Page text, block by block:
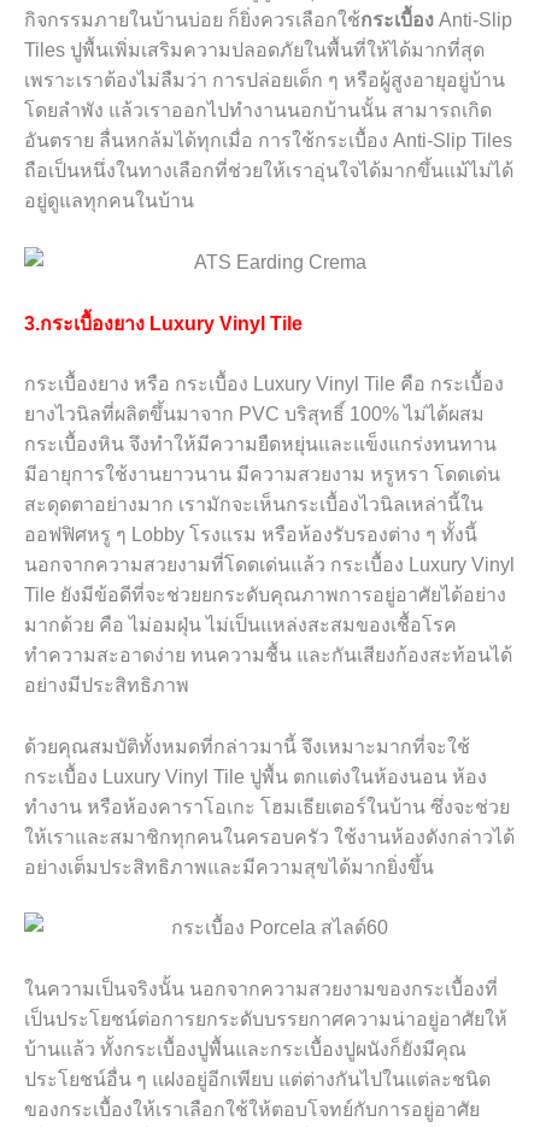
กิจกรรมภายในบ้านบ่อย ก็ยิ่งควรเลือกใช้กระเบื้อง Anti-Slip
Tiles ปูพื้นเพิ่มเสริมความปลอดภัยในพื้นที่ให้ได้มากที่สุด
เพราะเราต้องไม่ลืมว่า การปล่อยเด็ก ๆ หรือผู้สูงอายุอยู่บ้าน
โดยลำพัง แล้วเราออกไปทำงานนอกบ้านนั้น สามารถเกิด
อันตราย ลื่นหกล้มได้ทุกเมื่อ การใช้กระเบื้อง Anti-Slip Tiles
ถือเป็นหนึ่งในทางเลือกที่ช่วยให้เราอุ่นใจได้มากขึ้นแม้ไม่ได้
อยู่ดูแลทุกคนในบ้าน
3.กระเบื้องยาง Luxury Vinyl Tile
กระเบื้องยาง หรือ กระเบื้อง Luxury Vinyl Tile คือ กระเบื้อง
ยางไวนิลที่ผลิตขึ้นมาจาก PVC บริสุทธิ์ 100% ไม่ได้ผสม
กระเบื้องหิน จึงทำให้มีความยืดหยุ่นและแข็งแกร่งทนทาน
มีอายุการใช้งานยาวนาน มีความสวยงาม หรูหรา โดดเด่น
สะดุดตาอย่างมาก เรามักจะเห็นกระเบื้องไวนิลเหล่านี้ใน
ออฟฟิศหรู ๆ Lobby โรงแรม หรือห้องรับรองต่าง ๆ ทั้งนี้
นอกจากความสวยงามที่โดดเด่นแล้ว กระเบื้อง Luxury Vinyl
Tile ยังมีข้อดีที่จะช่วยยกระดับคุณภาพการอยู่อาศัยได้อย่าง
มากด้วย คือ ไม่อมฝุ่น ไม่เป็นแหล่งสะสมของเชื้อโรค
ทำความสะอาดง่าย ทนความชื้น และกันเสียงก้องสะท้อนได้
อย่างมีประสิทธิภาพ
ด้วยคุณสมบัติทั้งหมดที่กล่าวมานี้ จึงเหมาะมากที่จะใช้
กระเบื้อง Luxury Vinyl Tile ปูพื้น ตกแต่งในห้องนอน ห้อง
ทำงาน หรือห้องคาราโอเกะ โฮมเธียเตอร์ในบ้าน ซึ่งจะช่วย
ให้เราและสมาชิกทุกคนในครอบครัว ใช้งานห้องดังกล่าวได้
อย่างเต็มประสิทธิภาพและมีความสุขได้มากยิ่งขึ้น
ในความเป็นจริงนั้น นอกจากความสวยงามของกระเบื้องที่
เป็นประโยชน์ต่อการยกระดับบรรยกาศความน่าอยู่อาศัยให้
บ้านแล้ว ทั้งกระเบื้องปูพื้นและกระเบื้องปูผนังก็ยังมีคุณ
ประโยชน์อื่น ๆ แฝงอยู่อีกเพียบ แต่ต่างกันไปในแต่ละชนิด
ของกระเบื้องให้เราเลือกใช้ให้ตอบโจทย์กับการอยู่อาศัย